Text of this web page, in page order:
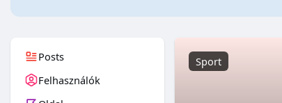
Posts
Felhasználók
Sport